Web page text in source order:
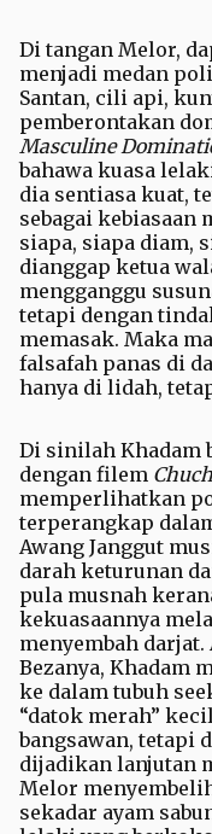
Di tangan Melor,
menjadi medan
Santan, cili api,
pemberontakan
Masculine
bahawa kuasa
dia sentiasa kuat,
sebagai kebiasaan
siapa, siapa diam,
dianggap ketua
mengganggu
tetapi dengan
memasak. Maka
falsafah panas di
hanya di lidah,
Di sinilah Khadam
dengan filem
memperlihatkan
terperangkap
Awang Janggut
darah keturunan
pula musnah
kekuasaannya
menyembah darjat.
Bezanya, Khadam
ke dalam tubuh
“datok merah”
bangsawan, tetapi
dijadikan lanjutan
Melor
sekadar ayam